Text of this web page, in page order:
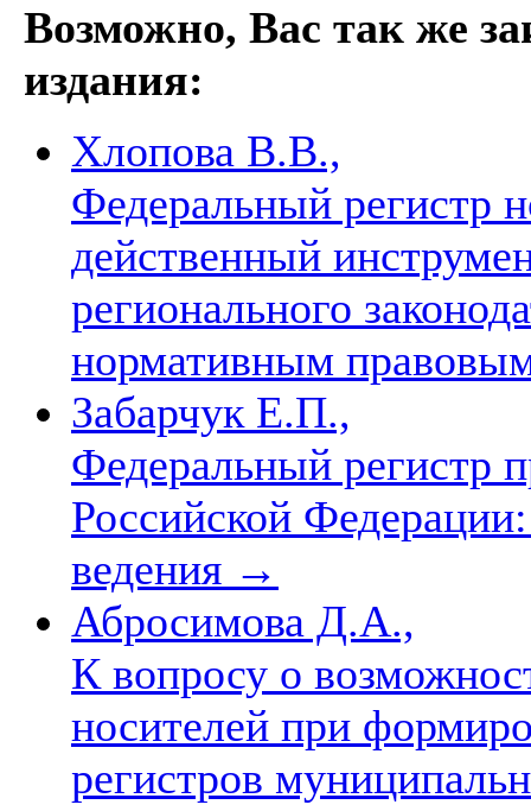
Возможно, Вас так же
издания:
Хлопова В.В.,
Федеральный регистр
действенный
регионального
нормативным
Забарчук Е.П.,
Федеральный регистр
Российской
ведения →
Абросимова Д.А.,
К вопросу о
носителей при
регистров